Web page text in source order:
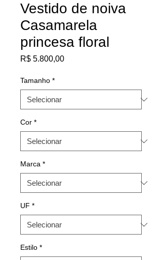
Vestido de noiva
Casamarela
princesa floral
R$ 5.800,00Preço
Tamanho *
Cor *
Marca *
UF *
Estilo *